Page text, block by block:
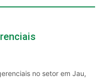
no setor em Jau,